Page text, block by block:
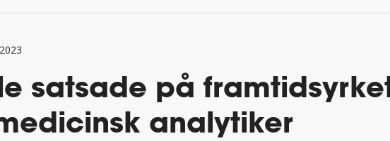
satsade på
analytiker